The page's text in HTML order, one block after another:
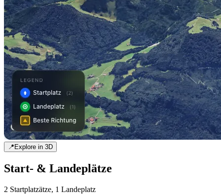
📍Explore in 3D
Start- & Landeplätze
2 Startplatzätze, 1 Landeplatz